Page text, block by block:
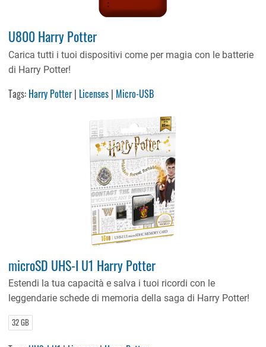
U800 Harry Potter
Carica tutti i tuoi dispositivi come per magia con le batterie
di Harry Potter!
Tags: Harry Potter | Licenses | Micro-USB
microSD UHS-I U1 Harry Potter
Estendi la tua capacità e salva i tuoi ricordi con le
leggendarie schede di memoria della saga di Harry Potter!
32 GB